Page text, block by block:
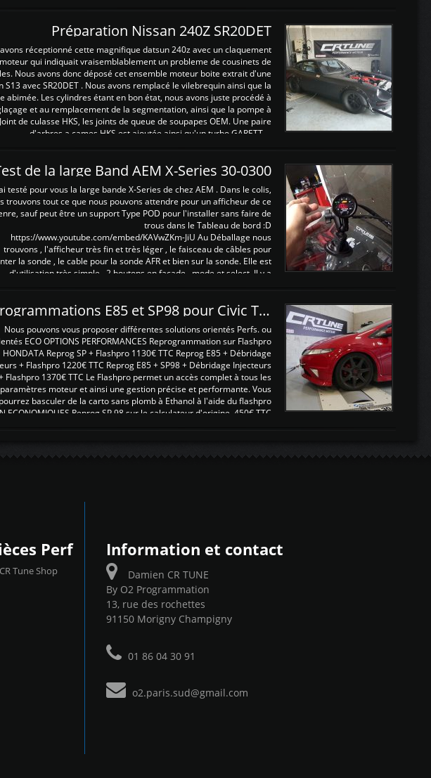
Préparation Nissan 240Z SR20DET
réceptionné cette magnifique datsun 240z avec un claquement
moteur qui indiquait vraisemblablement un probleme de cousinets de
Nous avons donc déposé cet ensemble moteur boite extrait d'une
S13 avec SR20DET . Nous avons remplacé le vilebrequin ainsi que la
abimée. Les cylindres étant en bon état, nous avons juste procédé à
et au remplacement de la segmentation, ainsi que la pompe à
de culasse HKS, les joints de queue de soupapes OEM. Une paire
d'arbres a cames HKS est ajoutée ainsi qu'un turbo GARETT ...
de la large Band AEM X-Series 30-0300
testé pour vous la large bande X-Series de chez AEM . Dans le colis,
trouvons tout ce que nous pouvons attendre pour un afficheur de ce
sauf peut être un support Type POD pour l'installer sans faire de
trous dans le Tableau de bord :D
https://www.youtube.com/embed/KAVwZKm-JiU Au Déballage nous
trouvons , l'afficheur très fin et très léger , le faisceau de câbles pour
la sonde , le cable pour la sonde AFR et bien sur la sonde. Elle est
d'utilisation très simple , 2 boutons en façade , mode et select. Il y a
Reprogrammations E85 et SP98 pour Civic Type R FN2
Nous pouvons vous proposer différentes solutions orientés Perfs. ou
ECO OPTIONS PERFORMANCES Reprogrammation sur Flashpro
HONDATA Reprog SP + Flashpro 1130€ TTC Reprog E85 + Débridage
+ Flashpro 1220€ TTC Reprog E85 + SP98 + Débridage Injecteurs
Flashpro 1370€ TTC Le Flashpro permet un accès complet à tous les
paramètres moteur et ainsi une gestion précise et performante. Vous
pourrez basculer de la carto sans plomb à Ethanol à l'aide du flashpro
ECONOMIQUES Reprog SP 98 sur le calculateur d'origine 450€ TTC
Perf
Tune Shop
Information et contact
Damien CR TUNE
By O2 Programmation
13, rue des rochettes
91150 Morigny Champigny
01 86 04 30 91
o2.paris.sud@gmail.com